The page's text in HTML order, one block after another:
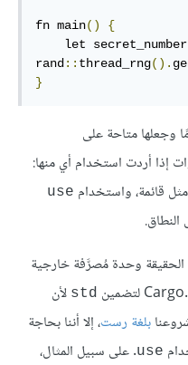
fn main()
{
    let secret_number
rand :: thread_rng().
}
وجعلها متاحة على
إذا أردت استخدام أي منها:
use
وحدة مُصرَّفة خارجية
std لأن
بلغة رست، إلا أننا بحاجة
use. على سبيل المثال،